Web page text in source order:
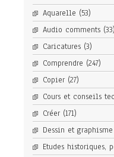
Aquarelle (53)
Audio comments (33)
Caricatures (3)
Comprendre (247)
Copier (27)
Cours et conseils
Créer (171)
Dessin et graphisme
Etudes historiques,